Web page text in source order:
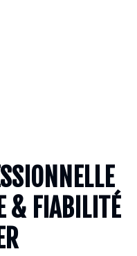
& FIABILITÉ